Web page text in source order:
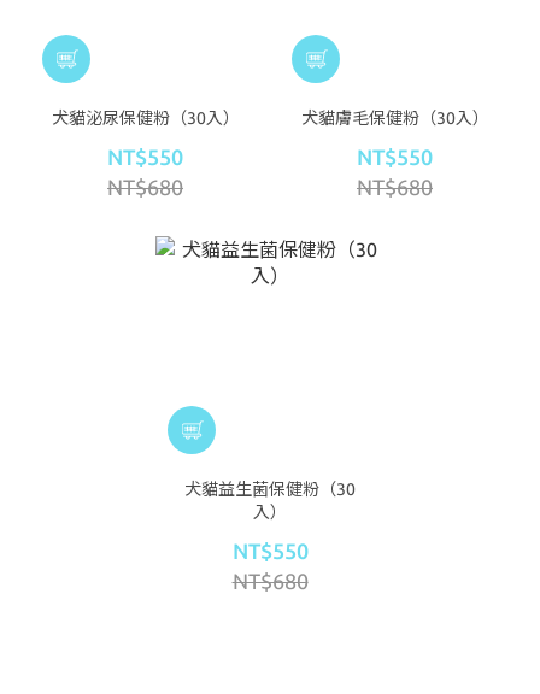
犬貓泌尿保健粉（30入）
NT$550
NT$680
犬貓膚毛保健粉（30入）
NT$550
NT$680
犬貓益生菌保健粉（30
入）
NT$550
NT$680